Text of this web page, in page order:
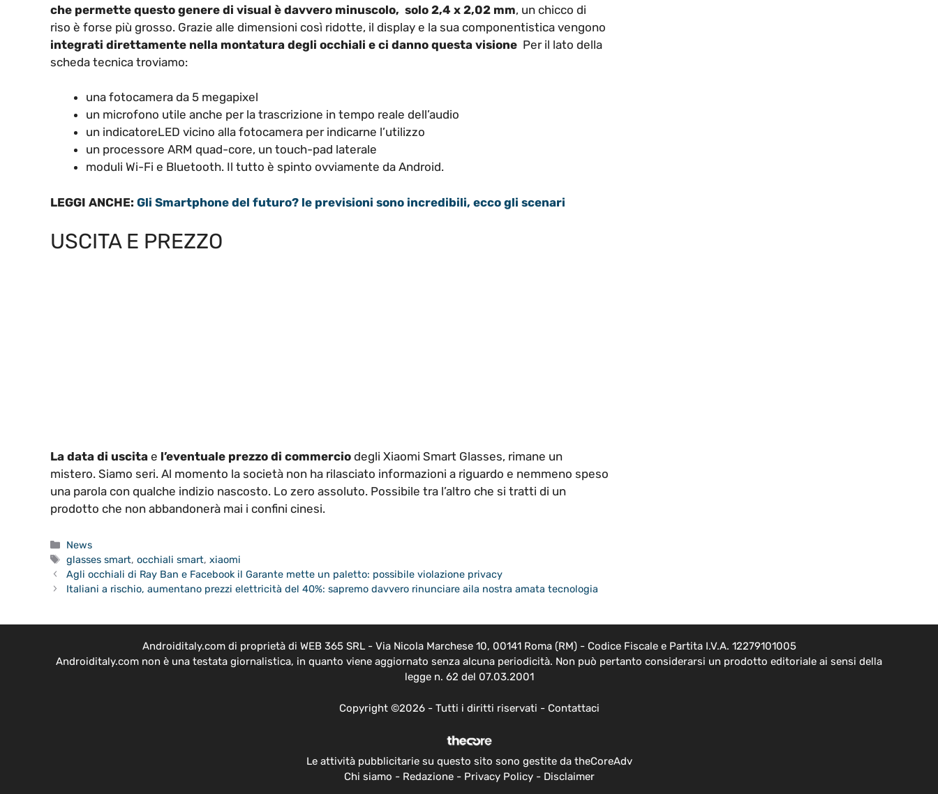
che permette questo genere di visual è davvero minuscolo, solo 2,4 x 2,02 mm, un chicco di
riso è forse più grosso. Grazie alle dimensioni così ridotte, il display e la sua componentistica vengono
integrati direttamente nella montatura degli occhiali e ci danno questa visione Per il lato della
scheda tecnica troviamo:
una fotocamera da 5 megapixel
un microfono utile anche per la trascrizione in tempo reale dell’audio
un indicatoreLED vicino alla fotocamera per indicarne l’utilizzo
un processore ARM quad-core, un touch-pad laterale
moduli Wi-Fi e Bluetooth. Il tutto è spinto ovviamente da Android.
LEGGI ANCHE: Gli Smartphone del futuro? le previsioni sono incredibili, ecco gli scenari
USCITA E PREZZO
La data di uscita e l’eventuale prezzo di commercio degli Xiaomi Smart Glasses, rimane un
mistero. Siamo seri. Al momento la società non ha rilasciato informazioni a riguardo e nemmeno speso
una parola con qualche indizio nascosto. Lo zero assoluto. Possibile tra l’altro che si tratti di un
prodotto che non abbandonerà mai i confini cinesi.
Categorie
News
Tag
glasses smart,occhiali smart,xiaomi
Agli occhiali di Ray Ban e Facebook il Garante mette un paletto: possibile violazione privacy
Italiani a rischio, aumentano prezzi elettricità del 40%: sapremo davvero rinunciare aila nostra amata tecnologia
Androiditaly.com di proprietà di WEB 365 SRL - Via Nicola Marchese 10, 00141 Roma (RM) - Codice Fiscale e Partita I.V.A. 12279101005
Androiditaly.com non è una testata giornalistica, in quanto viene aggiornato senza alcuna periodicità. Non può pertanto considerarsi un prodotto editoriale ai sensi della
legge n. 62 del 07.03.2001
Copyright ©2026 - Tutti i diritti riservati - Contattaci
Le attività pubblicitarie su questo sito sono gestite da theCoreAdv
Chi siamo - Redazione- Privacy Policy- Disclaimer